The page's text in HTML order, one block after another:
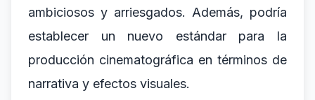
ambiciosos y arriesgados. Además, podría
establecer un nuevo estándar para la
producción cinematográfica en términos de
narrativa y efectos visuales.